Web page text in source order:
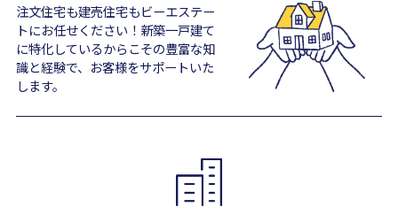
注文住宅も建売住宅もビーエステー
トにお任せください！新築一戸建て
に特化しているからこその豊富な知
識と経験で、お客様をサポートいた
します。